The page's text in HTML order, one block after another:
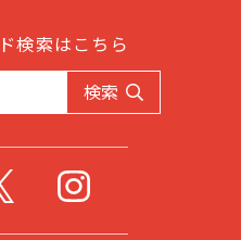
検索はこちら
検索